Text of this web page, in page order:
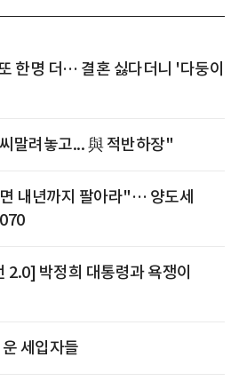
한명 더… 결혼 싫다더니 '다둥이
말려놓고... 與 적반하장"
내년까지 팔아라"… 양도세
2.0] 박정희 대통령과 욕쟁이
세입자들